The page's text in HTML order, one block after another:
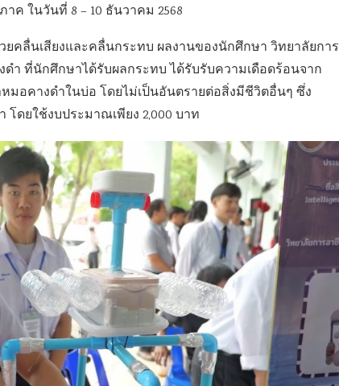
ในวันที่ 8 – 10 ธันวาคม 2568
ยคลื่นเสียงและคลื่นกระทบ ผลงานของนักศึกษา วิทยาลัยการ
ที่นักศึกษาได้รับผลกระทบ ได้รับรับความเดือดร้อนจาก
อคางดำในบ่อ โดยไม่เป็นอันตรายต่อสิ่งมีชีวิตอื่นๆ ซึ่ง
ดยใช้งบประมาณเพียง 2,000 บาท